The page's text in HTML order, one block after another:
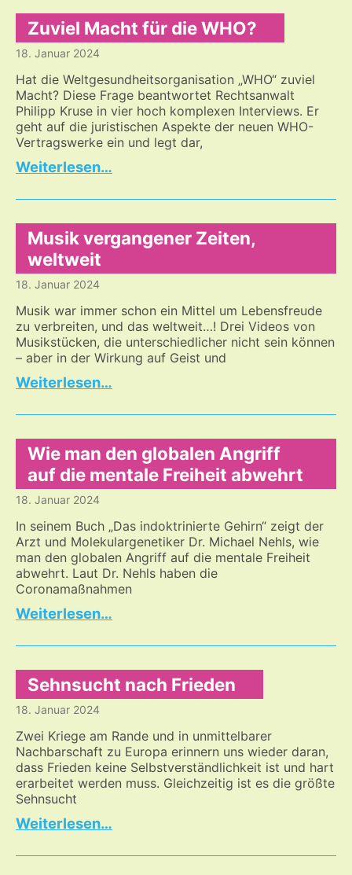
–
und
Ende
in
Sicht…
Zuviel Macht für die WHO?
18. Januar 2024
Hat die Weltgesundheitsorganisation „WHO“ zuviel
Macht? Diese Frage beantwortet Rechtsanwalt
Philipp Kruse in vier hoch komplexen Interviews. Er
geht auf die juristischen Aspekte der neuen WHO-
Vertragswerke ein und legt dar,
…
für
WHO?
Musik vergangener Zeiten,
weltweit
18. Januar 2024
Musik war immer schon ein Mittel um Lebensfreude
zu verbreiten, und das weltweit…! Drei Videos von
Musikstücken, die unterschiedlicher nicht sein können
– aber in der Wirkung auf Geist und
…
Zeiten,
Wie man den globalen Angriff
auf die mentale Freiheit abwehrt
18. Januar 2024
In seinem Buch „Das indoktrinierte Gehirn“ zeigt der
Arzt und Molekulargenetiker Dr. Michael Nehls, wie
man den globalen Angriff auf die mentale Freiheit
abwehrt. Laut Dr. Nehls haben die
Coronamaßnahmen
…
den
Angriff
auf
mentale
Freiheit
abwehrt
Sehnsucht nach Frieden
18. Januar 2024
Zwei Kriege am Rande und in unmittelbarer
Nachbarschaft zu Europa erinnern uns wieder daran,
dass Frieden keine Selbstverständlichkeit ist und hart
erarbeitet werden muss. Gleichzeitig ist es die größte
Sehnsucht
…
Frieden